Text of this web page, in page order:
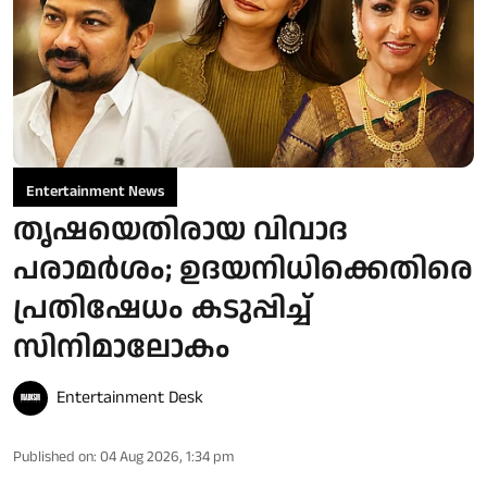
Entertainment News
തൃഷയെതിരായ വിവാദ
പരാമർശം; ഉദയനിധിക്കെതിരെ
പ്രതിഷേധം കടുപ്പിച്ച്
സിനിമാലോകം
Entertainment Desk
Published on: 04 Aug 2026, 1:34 pm